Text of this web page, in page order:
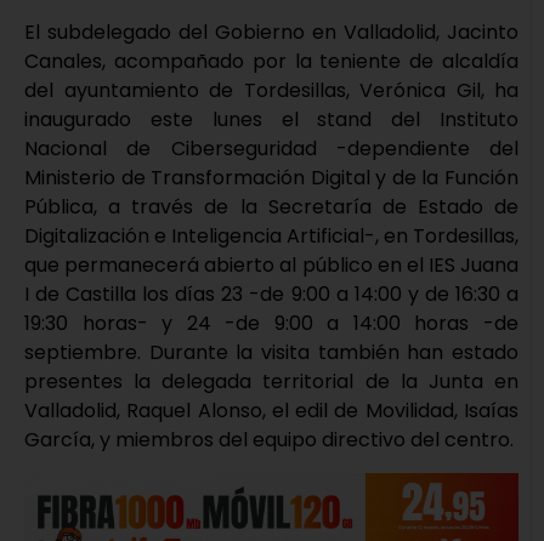
El subdelegado del Gobierno en Valladolid, Jacinto
Canales, acompañado por la teniente de alcaldía
del ayuntamiento de Tordesillas, Verónica Gil, ha
inaugurado este lunes el stand del Instituto
Nacional de Ciberseguridad -dependiente del
Ministerio de Transformación Digital y de la Función
Pública, a través de la Secretaría de Estado de
Digitalización e Inteligencia Artificial-, en Tordesillas,
que permanecerá abierto al público en el IES Juana
I de Castilla los días 23 -de 9:00 a 14:00 y de 16:30 a
19:30 horas- y 24 -de 9:00 a 14:00 horas -de
septiembre. Durante la visita también han estado
presentes la delegada territorial de la Junta en
Valladolid, Raquel Alonso, el edil de Movilidad, Isaías
García, y miembros del equipo directivo del centro.